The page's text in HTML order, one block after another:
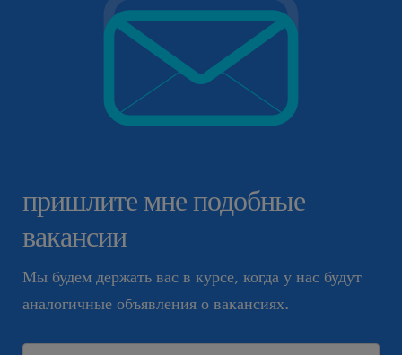
пришлите мне подобные
вакансии
Мы будем держать вас в курсе, когда у нас будут
аналогичные объявления о вакансиях.